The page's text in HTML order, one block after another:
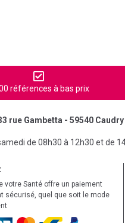
références à bas prix
rue Gambetta - 59540 Caudry
de 08h30 à 12h30 et de
votre Santé offre un paiement
sécurisé, quel que soit le mode